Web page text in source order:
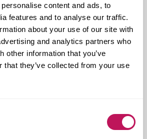
content and ads, to
features and to analyse our traffic.
about your use of our site with
and analytics partners who
other information that you’ve
that they’ve collected from your use
av bron inleddes 2015. Under
och Forsen, i samarbete
låtit bygga en tillfällig bro där
kunnat passera under
går in i 2017 återstår bara en del
och räcken innan bron
i drift.
har vi också byggt fundament och
som några forskare vid